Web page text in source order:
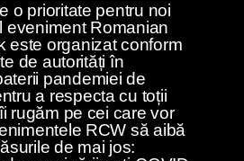
o prioritate pentru noi
eveniment Romanian
este organizat conform
de autorități în
pandemiei de
a respecta cu toții
rugăm pe cei care vor
RCW să aibă
de mai jos: